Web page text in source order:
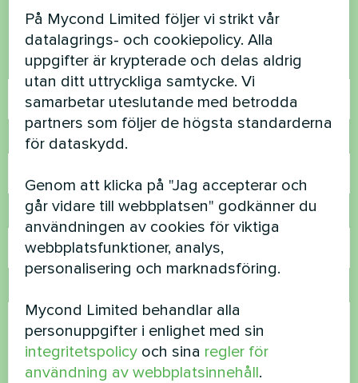
Kontakta oss så hjälper vi dig
Namn
Telefonnummer
E-post
På Mycond Limited följer vi strikt vår
datalagrings- och cookiepolicy. Alla
uppgifter är krypterade och delas aldrig
utan ditt uttryckliga samtycke. Vi
samarbetar uteslutande med betrodda
partners som följer de högsta standarderna
för dataskydd.
Genom att klicka på "Jag accepterar och
går vidare till webbplatsen" godkänner du
användningen av cookies för viktiga
webbplatsfunktioner, analys,
personalisering och marknadsföring.
Mycond Limited behandlar alla
personuppgifter i enlighet med sin
integritetspolicy och sina regler för
användning av webbplatsinnehåll.